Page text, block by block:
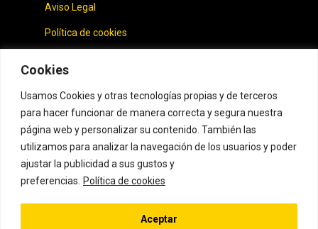
Cookies
Usamos Cookies y otras tecnologías propias y de terceros
para hacer funcionar de manera correcta y segura nuestra
página web y personalizar su contenido. También las
utilizamos para analizar la navegación de los usuarios y poder
ajustar la publicidad a sus gustos y
preferencias. Política de cookies
Aceptar
Aviso Legal
Política de cookies
CONTACTO
hola@curspot.com